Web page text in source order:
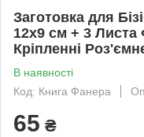
Заготовка для
12х9 см + 3
Кріпленні
В наявності
Код: Книга Фанера
65 ₴